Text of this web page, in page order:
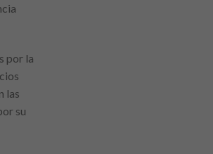
por la
las
su